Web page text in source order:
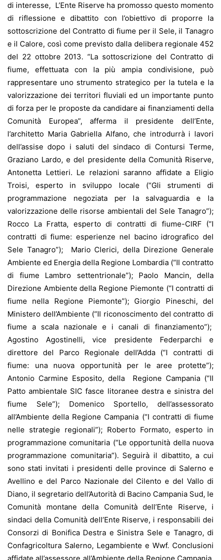
di interesse, L’Ente Riserve ha promosso questo momento
di riflessione e dibattito con l’obiettivo di proporre la
sottoscrizione del Contratto di fiume per il Sele, il Tanagro
e il Calore, così come previsto dalla delibera regionale 452
del 22 ottobre 2013. “La sottoscrizione del Contratto di
fiume, effettuata con la più ampia condivisione, può
rappresentare uno strumento strategico per la tutela e la
valorizzazione dei territori fluviali ed un importante punto
di forza per le proposte da candidare ai finanziamenti della
Comunità Europea”, afferma il presidente dell’Ente,
l’architetto Maria Gabriella Alfano, che introdurrà i lavori
dell’assise dopo i saluti del sindaco di Contursi Terme,
Graziano Lardo, e del presidente della Comunità Riserve,
Antonetta Lettieri. Le relazioni saranno affidate a Eligio
Troisi, esperto in sviluppo locale (“Gli strumenti di
programmazione negoziata per la salvaguardia e la
valorizzazione delle risorse ambientali del Sele Tanagro”);
Rocco La Fratta, esperto di contratti di fiume-CIRF (“I
contratti di fiume: esperienze nel bacino idrografico del
Sele Tanagro”); Mario Clerici, della Direzione Generale
Ambiente ed Energia della Regione Lombardia (“Il contratto
di fiume Lambro settentrionale”); Paolo Mancin, della
Direzione Ambiente della Regione Piemonte (“I contratti di
fiume nella Regione Piemonte”); Giorgio Pineschi, del
Ministero dell’Ambiente (“Il riconoscimento del contratto di
fiume a scala nazionale e i canali di finanziamento”);
Agostino Agostinelli, vice presidente Federparchi e
direttore del Parco Regionale dell’Adda (“I contratti di
fiume: una nuova opportunità per le aree protette”);
Antonio Carmine Esposito, della Regione Campania (“Il
Patto ambientale SIC fasce litoranee destra e sinistra del
fiume Sele”); Domenico Sportello, dell’assessorato
all’Ambiente della Regione Campania (“I contratti di fiume
nelle strategie regionali”); Roberto Formato, esperto in
programmazione comunitaria (“Le opportunità della nuova
programmazione comunitaria”). Seguirà il dibattito, a cui
sono stati invitati i presidenti delle province di Salerno e
Avellino e del Parco Nazionale del Cilento e del Vallo di
Diano, il segretario dell’Autorità di Bacino Campania Sud, le
Comunità montane della Comunità dell’Ente Riserve, i
sindaci della Comunità dell’Ente Riserve, i responsabili dei
Consorzi di Bonifica Destra e Sinistra Sele e Tanagro, di
Confagricoltura Salerno, Legambiente e Wwf. Conclusioni